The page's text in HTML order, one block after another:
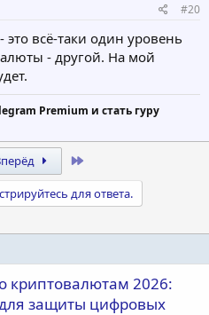
#20
всё-таки один уровень
- другой. На мой
Premium и стать гуру
для ответа.
криптовалютам 2026:
защиты цифровых